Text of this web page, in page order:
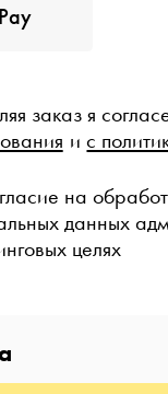
заказ я
и с
на
данных
целях